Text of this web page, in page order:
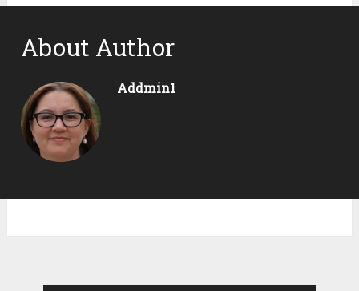
About Author
Addmin1